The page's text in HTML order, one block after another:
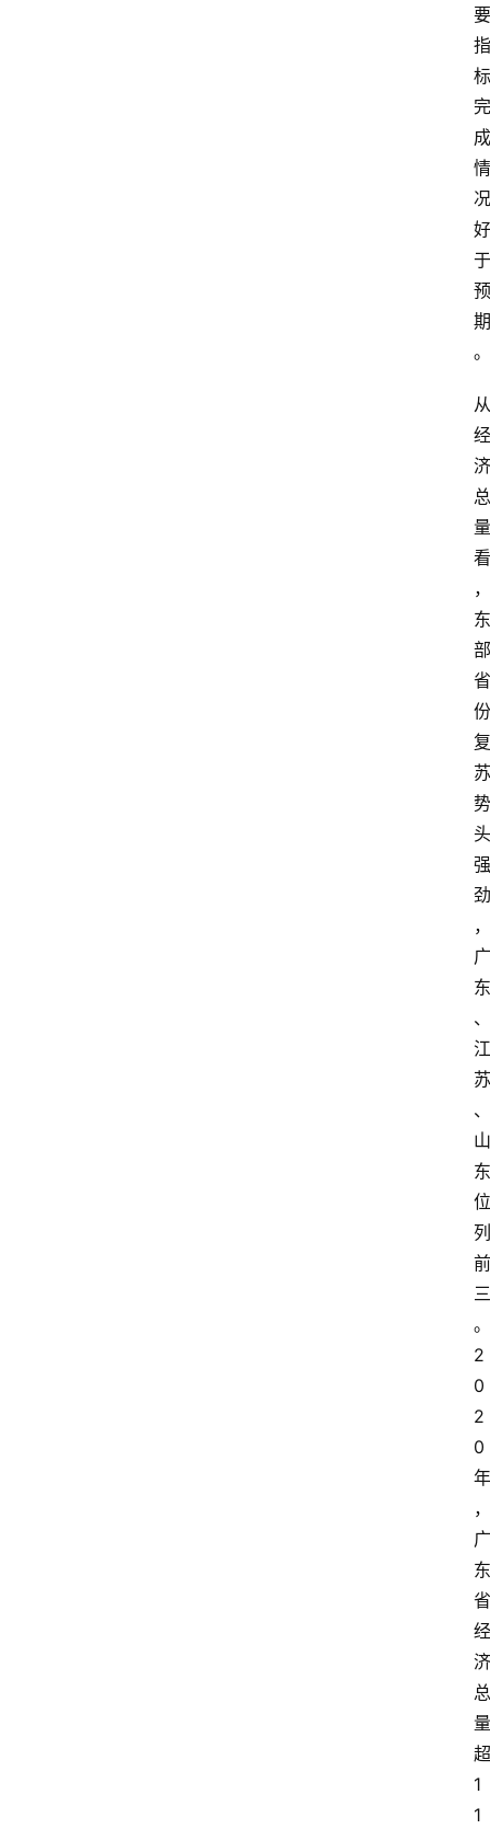
要
指
标
完
成
情
况
好
于
预
期
。
从
经
济
总
量
看
，
东
部
省
份
复
苏
势
头
强
劲
，
广
东
、
江
苏
、
山
东
位
列
前
三
。
2
0
2
0
年
，
广
东
省
经
济
总
量
超
1
1